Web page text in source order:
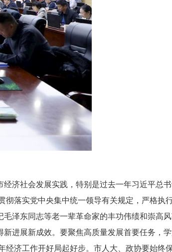
济社会发展实践，特别是过去一年习近平总书
彻落实党中央集中统一领导有关规定，严格执
泽东同志等老一辈革命家的丰功伟绩和崇高
进展新成效。要聚焦高质量发展首要任务，
济工作开好局起好步。市人大、政协要始终